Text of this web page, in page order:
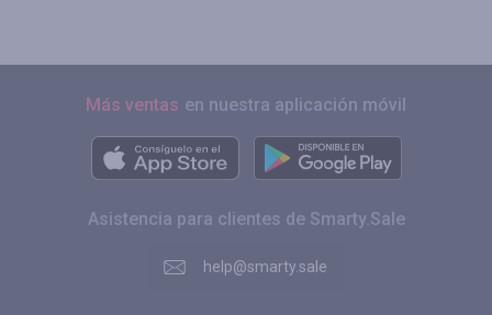
Más ventas en nuestra aplicación móvil
Asistencia para clientes de Smarty.Sale
help@smarty.sale